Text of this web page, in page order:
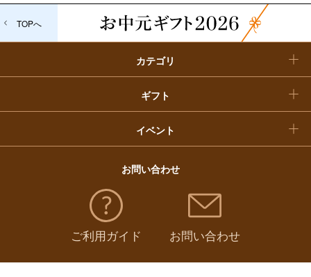
TOPへ
カテゴリ
ギフト
イベント
クリスマスケーキ
福袋
お問い合わせ
ご利用ガイド お問い合わせ